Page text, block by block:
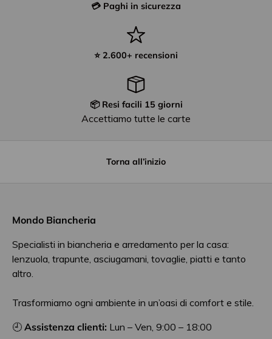
💳 Paghi in sicurezza
⭐ 2.600+ recensioni
📦 Resi facili 15 giorni
Accettiamo tutte le carte
Torna all’inizio
Mondo Biancheria
Specialisti in biancheria e arredamento per la casa:
lenzuola, trapunte, asciugamani, tovaglie, piatti e tanto
altro.
Trasformiamo ogni ambiente in un’oasi di comfort e stile.
🕘 Assistenza clienti: Lun – Ven, 9:00 – 18:00